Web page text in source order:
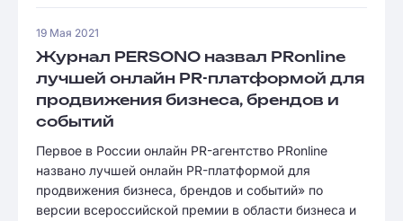
19 Мая 2021
Журнал PERSONO назвал PRonline
лучшей онлайн PR-платформой для
продвижения бизнеса, брендов и
событий
Первое в России онлайн PR-агентство PRonline
названо лучшей онлайн PR-платформой для
продвижения бизнеса, брендов и событий» по
версии всероссийской премии в области бизнеса и